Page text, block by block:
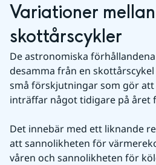
Variationer
skottårscykler
De astronomiska
desamma från en
små förskjutningar som gör
inträffar något tidigare på året
Det innebär med ett liknande
att sannolikheten för
våren och sannolikheten för